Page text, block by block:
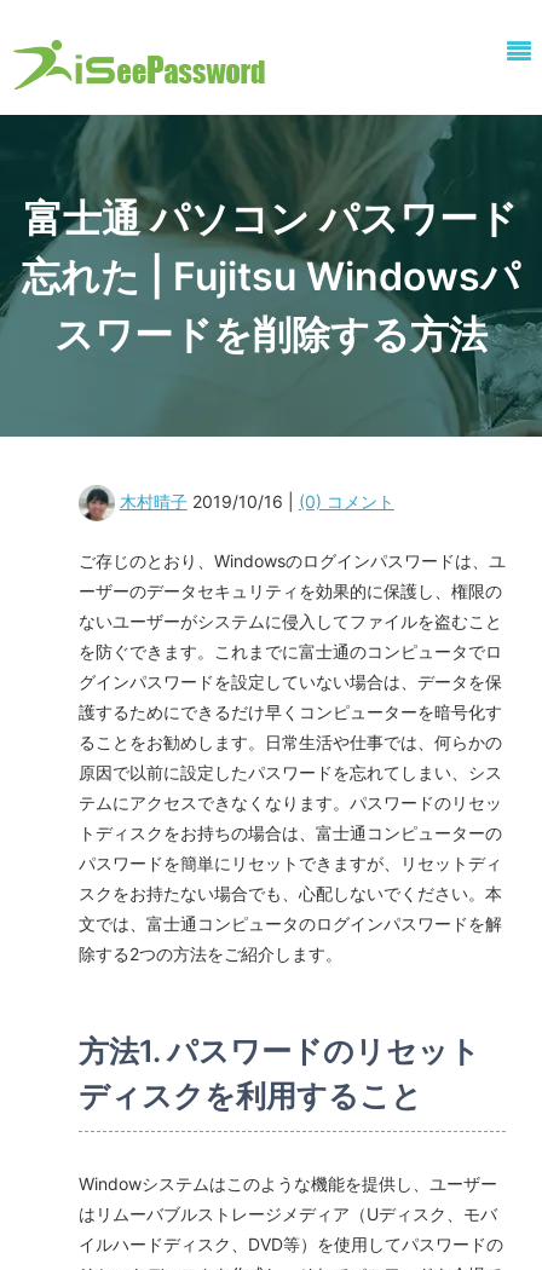
富士通 パソコン パスワード
忘れた | Fujitsu Windowsパ
スワードを削除する方法
木村晴子2019/10/16 | (0) コメント
ご存じのとおり、Windowsのログインパスワードは、ユ
ーザーのデータセキュリティを効果的に保護し、権限の
ないユーザーがシステムに侵入してファイルを盗むこと
を防ぐできます。これまでに富士通のコンピュータでロ
グインパスワードを設定していない場合は、データを保
護するためにできるだけ早くコンピューターを暗号化す
ることをお勧めします。日常生活や仕事では、何らかの
原因で以前に設定したパスワードを忘れてしまい、シス
テムにアクセスできなくなります。パスワードのリセッ
トディスクをお持ちの場合は、富士通コンピューターの
パスワードを簡単にリセットできますが、リセットディ
スクをお持たない場合でも、心配しないでください。本
文では、富士通コンピュータのログインパスワードを解
除する2つの方法をご紹介します。
方法1. パスワードのリセット
ディスクを利用すること
Windowシステムはこのような機能を提供し、ユーザー
はリムーバブルストレージメディア（Uディスク、モバ
イルハードディスク、DVD等）を使用してパスワードの